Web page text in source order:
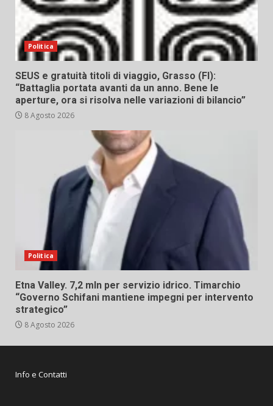
Politica
SEUS e gratuità titoli di viaggio, Grasso (FI):
“Battaglia portata avanti da un anno. Bene le
aperture, ora si risolva nelle variazioni di bilancio”
8 Agosto 2026
Politica
Etna Valley. 7,2 mln per servizio idrico. Timarchio
“Governo Schifani mantiene impegni per intervento
strategico”
8 Agosto 2026
Info e Contatti